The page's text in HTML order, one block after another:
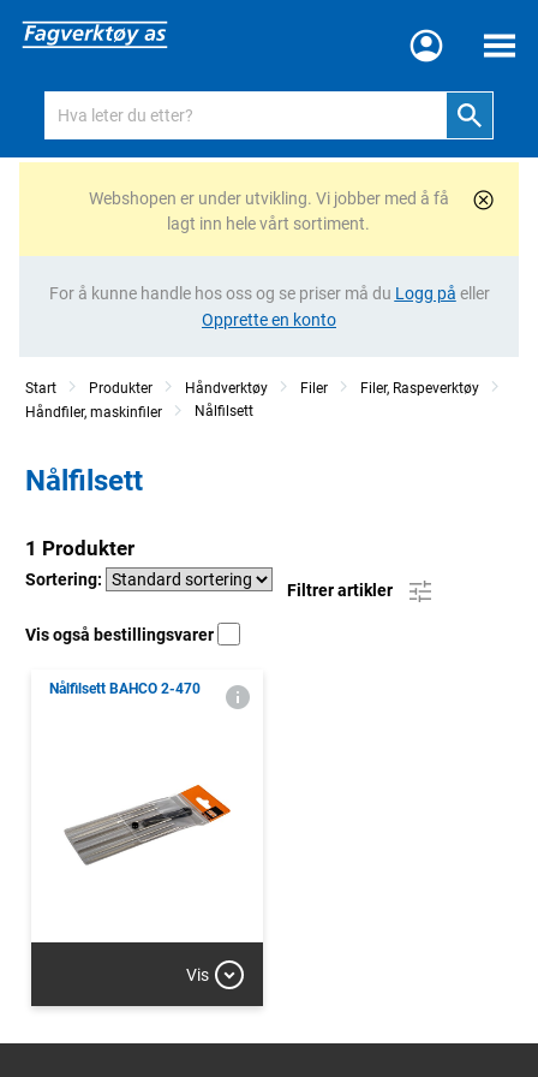
Meny
Webshopen er under utvikling. Vi jobber med å få
lagt inn hele vårt sortiment.
For å kunne handle hos oss og se priser må du Logg på eller
Opprette en konto
Start Produkter Håndverktøy Filer
Filer, Raspeverktøy
Håndfiler, maskinfiler
Nålfilsett
Nålfilsett
1 Produkter
Sortering:
Filtrer artikler
Vis også bestillingsvarer
Nålfilsett BAHCO 2-470
Vis